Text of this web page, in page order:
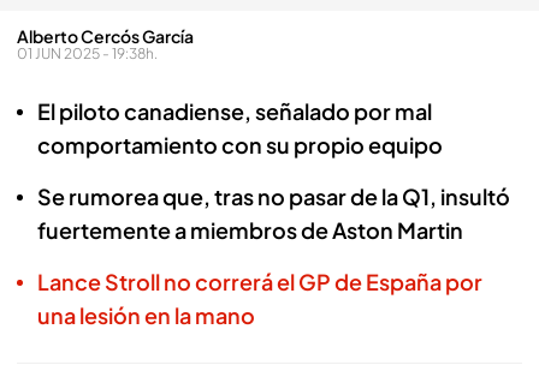
Alberto Cercós García
01 JUN 2025 - 19:38h.
El piloto canadiense, señalado por mal
comportamiento con su propio equipo
Se rumorea que, tras no pasar de la Q1, insultó
fuertemente a miembros de Aston Martin
Lance Stroll no correrá el GP de España por
una lesión en la mano